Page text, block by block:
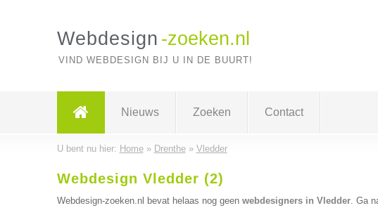
Webdesign -zoeken.nl
VIND WEBDESIGN BIJ U IN DE BUURT!
Nieuws Zoeken Contact
U bent nu hier: Home» Drenthe» Vledder
Webdesign Vledder (2)
Webdesign-zoeken.nl bevat helaas nog geen webdesigners in Vledder. Ga